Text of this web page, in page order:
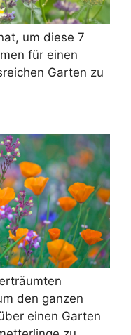
um diese 7
für einen
Garten zu
den ganzen
einen Garten